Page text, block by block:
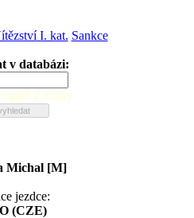
I. kat. Sankce
v databázi:
2 znaky
Michal [M]
jezdce:
(CZE)